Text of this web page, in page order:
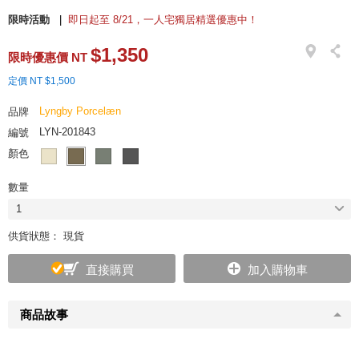
限時活動 即日起至 8/21，一人宅獨居精選優惠中！
商品故事
限時優惠價 NT $1,350
定價 NT $1,500
品牌
Lyngby Porcelæn
編號
LYN-201843
顏色
數量
1
供貨狀態： 現貨
直接購買 加入購物車